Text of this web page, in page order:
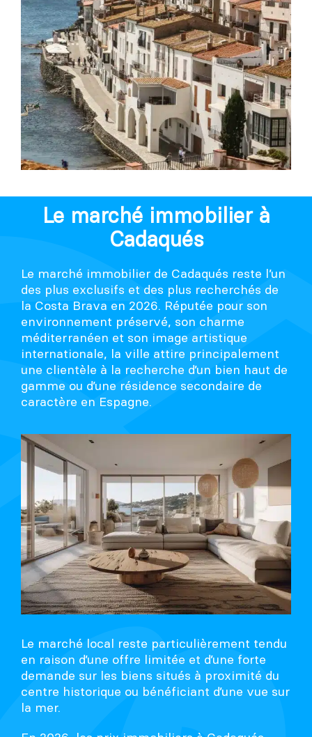
Le marché immobilier à
Cadaqués
Le marché immobilier de Cadaqués reste l’un
des plus exclusifs et des plus recherchés de
la Costa Brava en 2026. Réputée pour son
environnement préservé, son charme
méditerranéen et son image artistique
internationale, la ville attire principalement
une clientèle à la recherche d’un bien haut de
gamme ou d’une résidence secondaire de
caractère en Espagne.
Le marché local reste particulièrement tendu
en raison d’une offre limitée et d’une forte
demande sur les biens situés à proximité du
centre historique ou bénéficiant d’une vue sur
la mer.